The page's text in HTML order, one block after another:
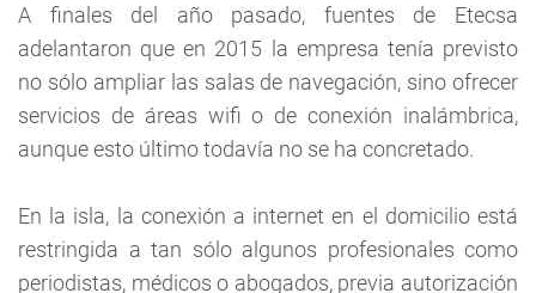
A finales del año pasado, fuentes de Etecsa
adelantaron que en 2015 la empresa tenía previsto
no sólo ampliar las salas de navegación, sino ofrecer
servicios de áreas wifi o de conexión inalámbrica,
aunque esto último todavía no se ha concretado.
En la isla, la conexión a internet en el domicilio está
restringida a tan sólo algunos profesionales como
periodistas, médicos o abogados, previa autorización